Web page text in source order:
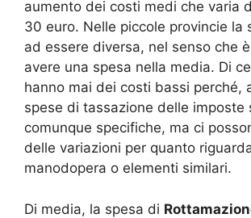
aumento dei costi medi che varia
30 euro. Nelle piccole provincie la
ad essere diversa, nel senso che
avere una spesa nella media. Di
hanno mai dei costi bassi perché,
spese di tassazione delle imposte
comunque specifiche, ma ci
delle variazioni per quanto
manodopera o elementi similari.
Di media, la spesa di